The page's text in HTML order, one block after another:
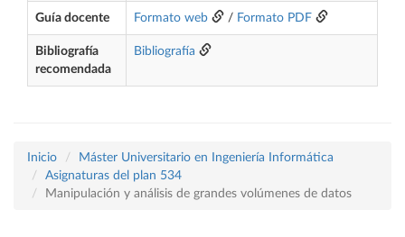
Guía docente Formato web / Formato PDF
Bibliografía
recomendada
Bibliografía
Inicio
Máster Universitario en Ingeniería Informática
Asignaturas del plan 534
Manipulación y análisis de grandes volúmenes de datos